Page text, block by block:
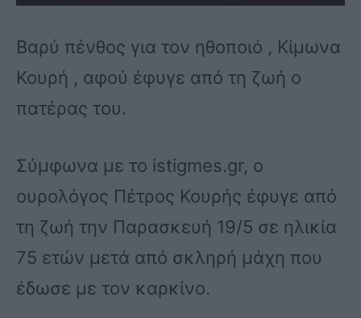
Βαρύ πένθος για τον ηθοποιό , Κίμωνα
Κουρή , αφού έφυγε από τη ζωή ο
πατέρας του.
Σύμφωνα με το istigmes.gr, ο
ουρολόγος Πέτρος Κουρής έφυγε από
τη ζωή την Παρασκευή 19/5 σε ηλικία
75 ετών μετά από σκληρή μάχη που
έδωσε με τον καρκίνο.